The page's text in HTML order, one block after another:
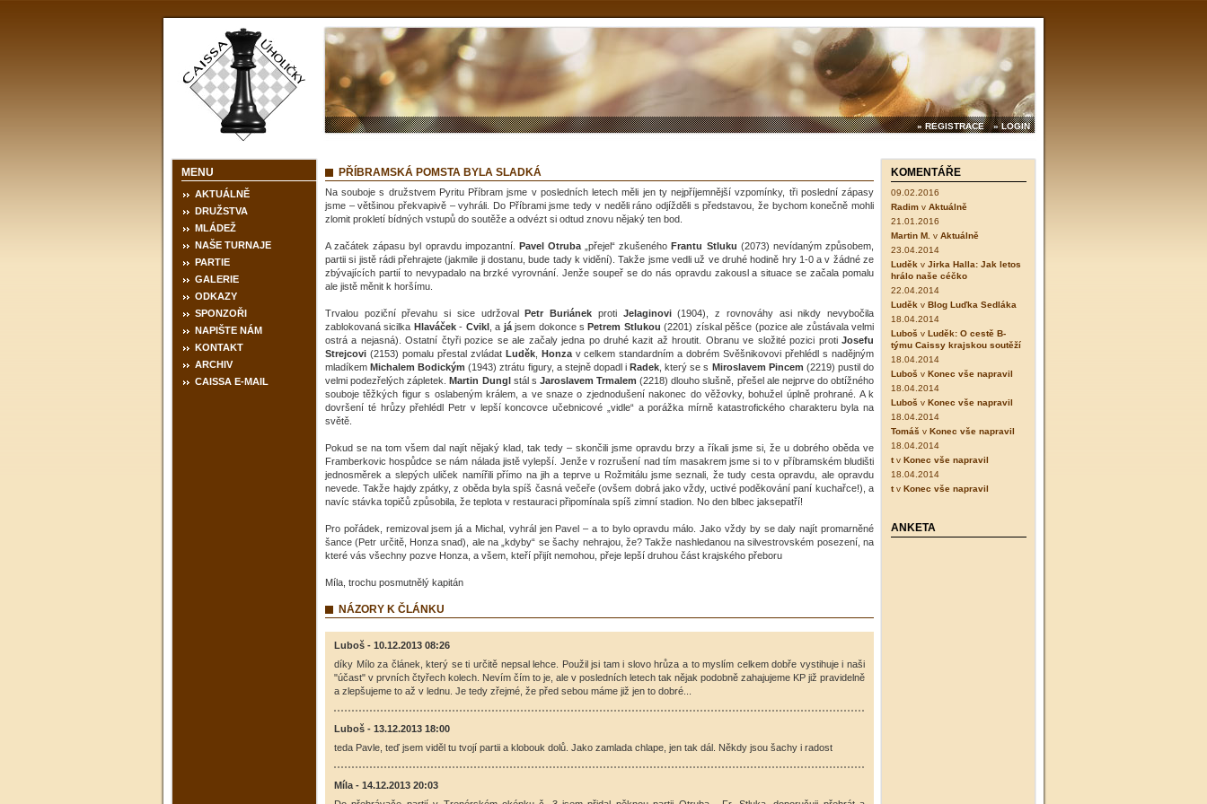
» LOGIN
» REGISTRACE
MENU
AKTUÁLNĚ
DRUŽSTVA
MLÁDEŽ
NAŠE TURNAJE
PARTIE
GALERIE
ODKAZY
SPONZOŘI
NAPIŠTE NÁM
KONTAKT
ARCHIV
CAISSA E-MAIL
PŘÍBRAMSKÁ POMSTA BYLA SLADKÁ
Na souboje s družstvem Pyritu Příbram jsme v posledních letech měli jen ty nejpříjemnější vzpomínky, tři poslední zápasy
jsme – většinou překvapivě – vyhráli. Do Příbrami jsme tedy v neděli ráno odjížděli s představou, že bychom konečně mohli
zlomit prokletí bídných vstupů do soutěže a odvézt si odtud znovu nějaký ten bod.
A začátek zápasu byl opravdu impozantní. Pavel Otruba „přejel“ zkušenéhoFrantu Stluku (2073) nevídaným způsobem,
partii si jistě rádi přehrajete (jakmile ji dostanu, bude tady k vidění). Takže jsme vedli už ve druhé hodině hry 1-0 a v žádné ze
zbývajících partií to nevypadalo na brzké vyrovnání. Jenže soupeř se do nás opravdu zakousl a situace se začala pomalu
ale jistě měnit k horšímu.
Trvalou poziční převahu si sice udržovalPetr Buriánek proti Jelaginovi(1904), z rovnováhy asi nikdy nevybočila
zablokovaná sicilka Hlaváček- Cvikl, a jájsem dokonce sPetrem Stlukou (2201) získal pěšce (pozice ale zůstávala velmi
ostrá a nejasná). Ostatní čtyři pozice se ale začaly jedna po druhé kazit až hroutit. Obranu ve složité pozici proti Josefu
Strejcovi (2153) pomalu přestal zvládat Luděk, Honza v celkem standardním a dobrém Svěšnikovovi přehlédl s nadějným
mladíkemMichalem Bodickým (1943) ztrátu figury, a stejně dopadl iRadek , který se s Miroslavem Pincem (2219) pustil do
velmi podezřelých zápletek.Martin Dungl stál s Jaroslavem Trmalem (2218) dlouho slušně, přešel ale nejprve do obtížného
souboje těžkých figur s oslabeným králem, a ve snaze o zjednodušení nakonec do věžovky, bohužel úplně prohrané. A k
dovršení té hrůzy přehlédl Petr v lepší koncovce učebnicové „vidle“ a porážka mírně katastrofického charakteru byla na
světě.
Pokud se na tom všem dal najít nějaký klad, tak tedy – skončili jsme opravdu brzy a říkali jsme si, že u dobrého oběda ve
Framberkovic hospůdce se nám nálada jistě vylepší. Jenže v rozrušení nad tím masakrem jsme si to v příbramském bludišti
jednosměrek a slepých uliček namířili přímo na jih a teprve u Rožmitálu jsme seznali, že tudy cesta opravdu, ale opravdu
nevede. Takže hajdy zpátky, z oběda byla spíš časná večeře (ovšem dobrá jako vždy, uctivé poděkování paní kuchařce!), a
navíc stávka topičů způsobila, že teplota v restauraci připomínala spíš zimní stadion. No den blbec jaksepatří!
Pro pořádek, remizoval jsem já a Michal, vyhrál jen Pavel – a to bylo opravdu málo. Jako vždy by se daly najít promarněné
šance (Petr určitě, Honza snad), ale na „kdyby“ se šachy nehrajou, že? Takže nashledanou na silvestrovském posezení, na
které vás všechny pozve Honza, a všem, kteří přijít nemohou, přeje lepší druhou část krajského přeboru
Míla, trochu posmutnělý kapitán
NÁZORY K ČLÁNKU
Luboš - 10.12.2013 08:26
díky Mílo za článek, který se ti určitě nepsal lehce. Použil jsi tam i slovo hrůza a to myslím celkem dobře vystihuje i naši
"účast" v prvních čtyřech kolech. Nevím čím to je, ale v posledních letech tak nějak podobně zahajujeme KP již pravidelně
a zlepšujeme to až v lednu. Je tedy zřejmé, že před sebou máme již jen to dobré...
Luboš - 13.12.2013 18:00
teda Pavle, teď jsem viděl tu tvojí partii a klobouk dolů. Jako zamlada chlape, jen tak dál. Někdy jsou šachy i radost
Míla - 14.12.2013 20:03
KOMENTÁŘE
09.02.2016
Radim v Aktuálně
21.01.2016
Martin M. v Aktuálně
23.04.2014
Luděk v Jirka Halla: Jak letos
hrálo naše céčko
22.04.2014
Luděk v Blog Luďka Sedláka
18.04.2014
Luboš v Luděk: O cestě B-
týmu Caissy krajskou soutěží
18.04.2014
Luboš v Konec vše napravil
18.04.2014
Luboš v Konec vše napravil
18.04.2014
Tomáš v Konec vše napravil
18.04.2014
tv Konec vše napravil
18.04.2014
tv Konec vše napravil
ANKETA